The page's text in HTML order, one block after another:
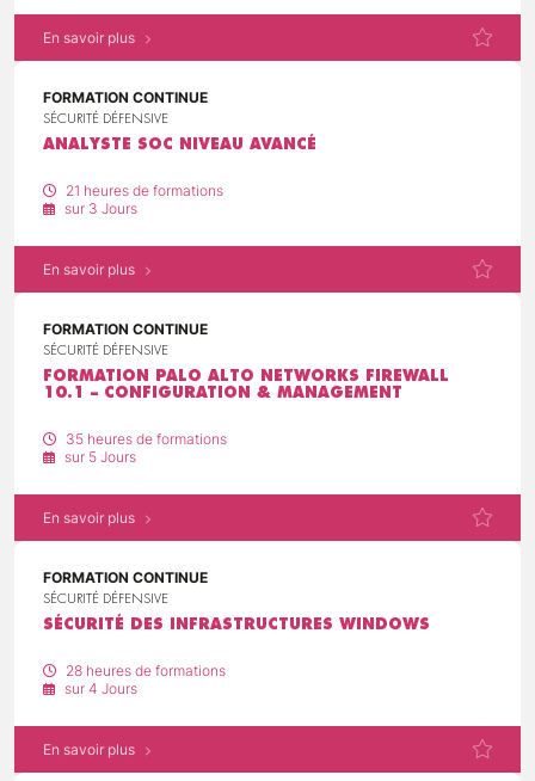
En savoir plus
FORMATION CONTINUE
SÉCURITÉ DÉFENSIVE
ANALYSTE SOC NIVEAU AVANCÉ
21 heures de formations
sur 3 Jours
En savoir plus
FORMATION CONTINUE
SÉCURITÉ DÉFENSIVE
FORMATION PALO ALTO NETWORKS FIREWALL
10.1 – CONFIGURATION & MANAGEMENT
35 heures de formations
sur 5 Jours
En savoir plus
FORMATION CONTINUE
SÉCURITÉ DÉFENSIVE
SÉCURITÉ DES INFRASTRUCTURES WINDOWS
28 heures de formations
sur 4 Jours
En savoir plus